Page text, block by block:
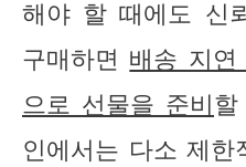
해야 할 때에도 신
구매하면 배송 지
으로 선물을 준비
인에서는 다소 제